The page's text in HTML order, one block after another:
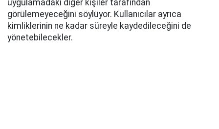
uygulamadaki diğer kişiler tarafından
görülemeyeceğini söylüyor. Kullanıcılar ayrıca
kimliklerinin ne kadar süreyle kaydedileceğini de
yönetebilecekler.